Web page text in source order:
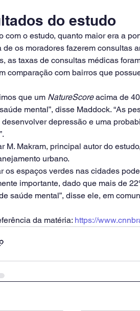
do estudo
com o estudo, quanto maior era a
de os moradores fazerem consultas
as taxas de consultas médicas
comparação com bairros que
que um NatureScore acima de
mental”, disse Maddock. “As
desenvolver depressão e uma
M. Makram, principal autor do
urbano.
os espaços verdes nas cidades
importante, dado que mais de
saúde mental”, disse ele, em
da matéria: https://